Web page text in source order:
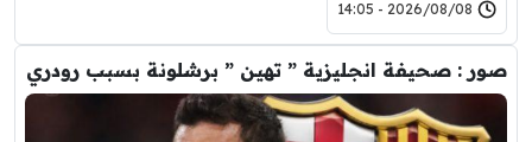
2026/08/08 - 14:05
صور : صحيفة انجليزية ” تهين ” برشلونة بسبب رودري